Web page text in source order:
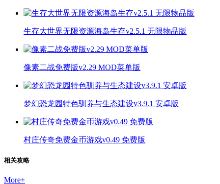
生存大世界无限资源海岛生存v2.5.1 无限物品版
像素二战免费版v2.29 MOD菜单版
梦幻恐龙园特色驯养与生态建设v3.9.1 安卓版
村庄传奇免费金币游戏v0.49 免费版
相关攻略
More+